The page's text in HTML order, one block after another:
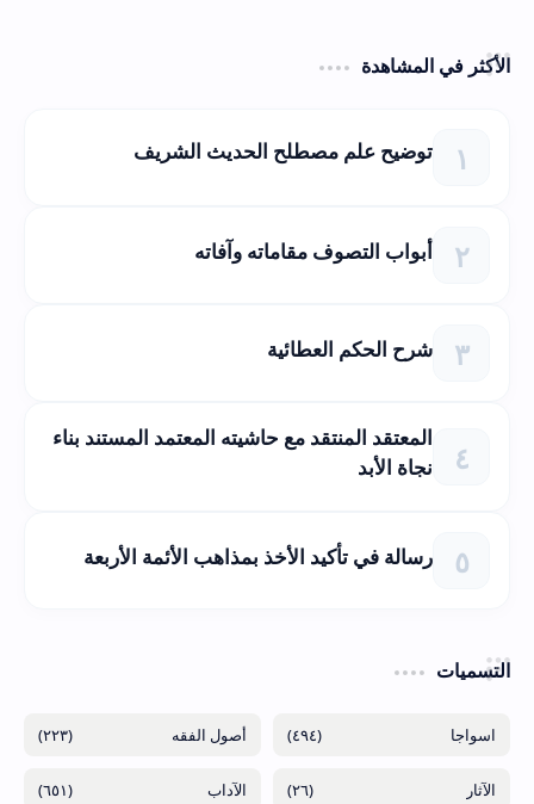
الأكثر في المشاهدة
توضيح علم مصطلح الحديث الشريف
أبواب التصوف مقاماته وآفاته
شرح الحكم العطائية
المعتقد المنتقد مع حاشيته المعتمد المستند بناء
نجاة الأبد
رسالة في تأكيد الأخذ بمذاهب الأئمة الأربعة
التسميات
(٤٩٤) (٢٢٣)
(٢٦) (٦٥١)